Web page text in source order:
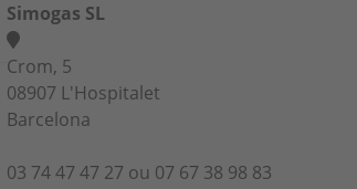
Simogas SL
Crom, 5
08907 L'Hospitalet
Barcelona
03 74 47 47 27 ou 07 67 38 98 83